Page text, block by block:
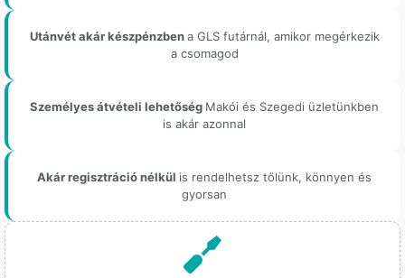
Utánvét akár készpénzbena GLS futárnál, amikor megérkezik
a csomagod
Személyes átvételi lehetőség Makói és Szegedi üzletünkben
is akár azonnal
Akár regisztráció nélkül is rendelhetsz tőlünk, könnyen és
gyorsan